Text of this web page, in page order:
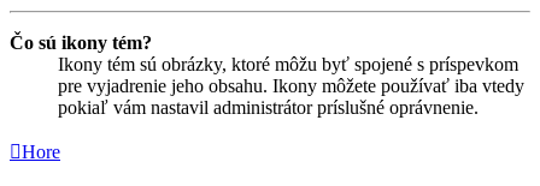
Čo sú ikony tém?
Ikony tém sú obrázky, ktoré môžu byť spojené s príspevkom
pre vyjadrenie jeho obsahu. Ikony môžete používať iba vtedy
pokiaľ vám nastavil administrátor príslušné oprávnenie.
Hore